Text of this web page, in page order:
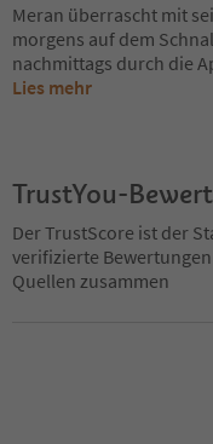
Meran überrascht mit
morgens auf dem
nachmittags durch die
Lies mehr
TrustYou-
Der TrustScore ist der
verifizierte
Quellen zusammen